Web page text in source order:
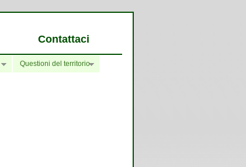
Contattaci
Questioni del territorio